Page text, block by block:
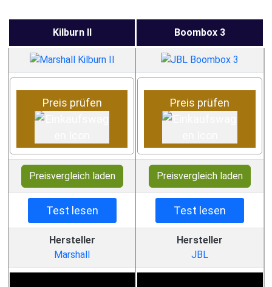
Kilburn II Boombox 3
Preis prüfen Preis prüfen
Preisvergleich laden Preisvergleich laden
Test lesen Test lesen
Hersteller
Marshall
Hersteller
JBL